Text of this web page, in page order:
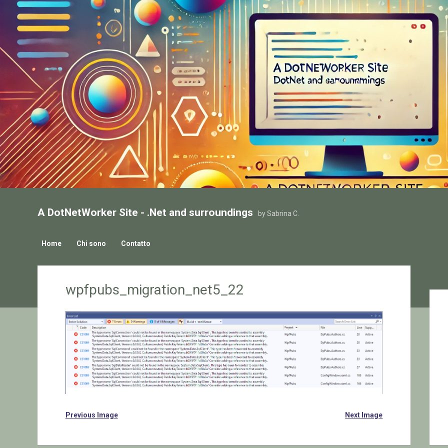
A DotNetWorker Site - .Net and surroundings by Sabrina C.
Home Chi sono Contatto
wpfpubs_migration_net5_22
Previous Image Next Image